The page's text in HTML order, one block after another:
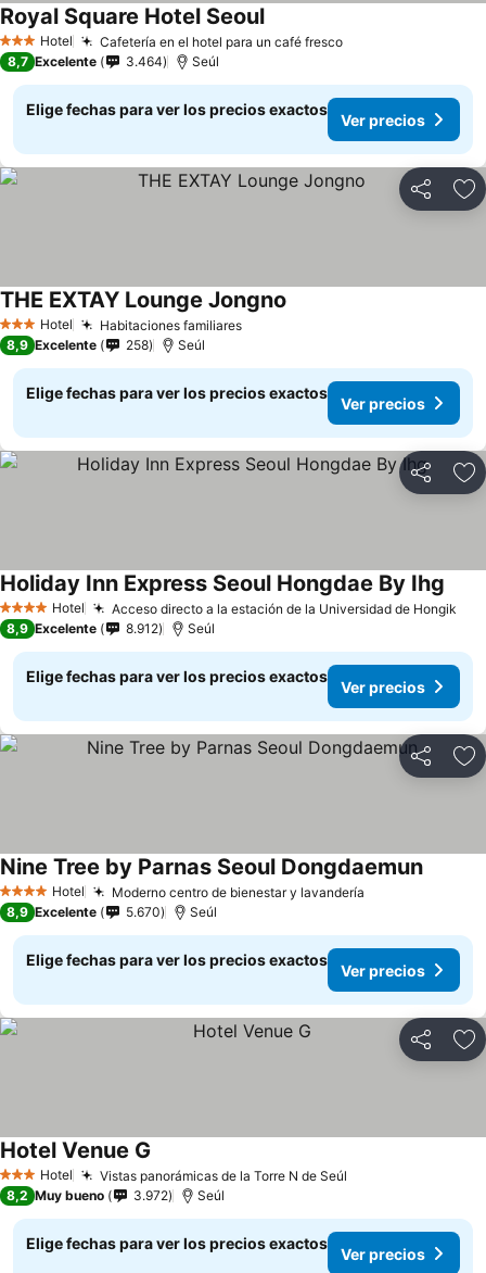
3 Estrellas
Hotel Cafetería en el hotel para un café frescoVer precios
Royal Square Hotel SeoulVer precios
8,7 Excelente 3.464 Seúl
Elige fechas para ver los precios exactos
Ver precios
Compartir
3 Estrellas
Hotel Habitaciones familiaresVer precios
THE EXTAY Lounge Jongno
8,9 Excelente 258 Seúl
Elige fechas para ver los precios exactos
Ver precios
Compartir
4 EstrellasHotel Acceso directo a la estación de la Universidad de Hongik
Holiday Inn Express Seoul Hongdae By Ihg
8,9 Excelente 8.912 Seúl
Elige fechas para ver los precios exactos
Ver precios
Compartir
4 EstrellasHotel Moderno centro de bienestar y lavandería
Nine Tree by Parnas Seoul DongdaemunVer
8,9 Excelente 5.670 Seúl
Elige fechas para ver los precios exactos
Ver precios
Compartir
3 Estrellas
Hotel Vistas panorámicas de la Torre N de Seúl
Hotel Venue G
8,2 Muy bueno 3.972 Seúl
Elige fechas para ver los precios exactos
Ver precios